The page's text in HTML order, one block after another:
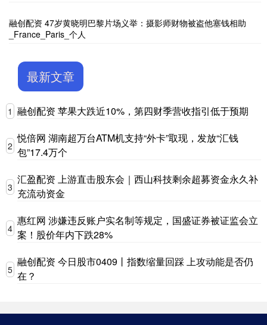
融创配资 47岁黄晓明巴黎片场义举：摄影师财物被盗他塞钱相助
_France_Paris_个人
最新文章
1 融创配资 苹果大跌近10%，第四财季营收指引低于预期
2
悦倍网 湖南超万台ATM机支持“外卡”取现，发放“汇钱
包”17.4万个
3
汇盈配资 上游直击股东会｜西山科技剩余超募资金永久补
充流动资金
4
惠红网 涉嫌违反账户实名制等规定，国盛证券被证监会立
案！股价年内下跌28%
5
融创配资 今日股市0409丨指数缩量回踩 上攻动能是否仍
在？